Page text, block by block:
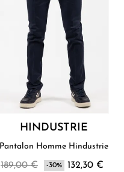
HINDUSTRIE
Pantalon Homme Hindustrie
189,00 € -30% 132,30 €